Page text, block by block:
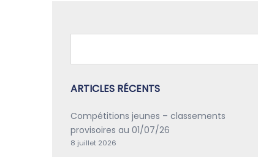
ARTICLES RÉCENTS
Compétitions jeunes – classements
provisoires au 01/07/26
8 juillet 2026